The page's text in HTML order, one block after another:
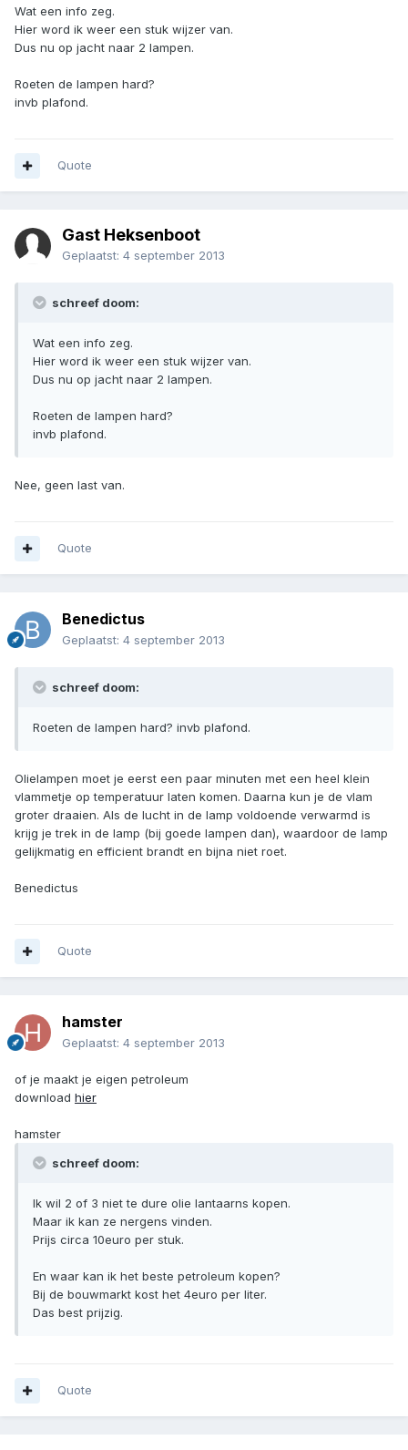
Wat een info zeg.
Hier word ik weer een stuk wijzer van.
Dus nu op jacht naar 2 lampen.
Roeten de lampen hard?
invb plafond.
Quote
Gast Heksenboot
Geplaatst: 4 september 2013
schreef doom:
Wat een info zeg.
Hier word ik weer een stuk wijzer van.
Dus nu op jacht naar 2 lampen.
Roeten de lampen hard?
invb plafond.
Nee, geen last van.
Quote
Benedictus
Geplaatst: 4 september 2013
schreef doom:
Roeten de lampen hard? invb plafond.
Olielampen moet je eerst een paar minuten met een heel klein
vlammetje op temperatuur laten komen. Daarna kun je de vlam
groter draaien. Als de lucht in de lamp voldoende verwarmd is
krijg je trek in de lamp (bij goede lampen dan), waardoor de lamp
gelijkmatig en efficient brandt en bijna niet roet.
Benedictus
Quote
hamster
Geplaatst: 4 september 2013
of je maakt je eigen petroleum
download hier
hamster
schreef doom:
Ik wil 2 of 3 niet te dure olie lantaarns kopen.
Maar ik kan ze nergens vinden.
Prijs circa 10euro per stuk.
En waar kan ik het beste petroleum kopen?
Bij de bouwmarkt kost het 4euro per liter.
Das best prijzig.
Quote